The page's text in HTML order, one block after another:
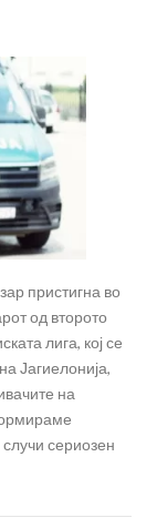
пристигна во
од второто
лига, кој се
Јагиелонија,
на
сериозен